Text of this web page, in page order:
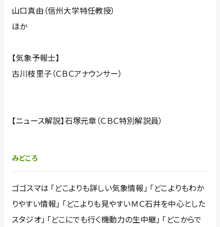
山口真由（信州大学特任教授）
ほか
【気象予報士】
古川枝里子（ＣＢＣアナウンサー）
【ニュース解説】石塚元章（ＣＢＣ特別解説員）
みどころ
ゴゴスマは 「どこよりも詳しい気象情報」 「どこよりもわか
りやすい情報」 「どこよりも見やすいＭＣ石井を中心とした
スタジオ」 「どこにでも行く機動力の生中継」 「どこからで